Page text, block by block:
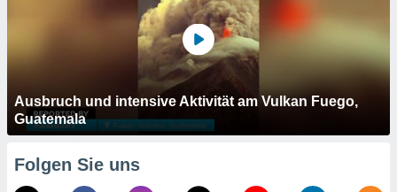
Ausbruch und intensive Aktivität am Vulkan Fuego,
Guatemala
Folgen Sie uns